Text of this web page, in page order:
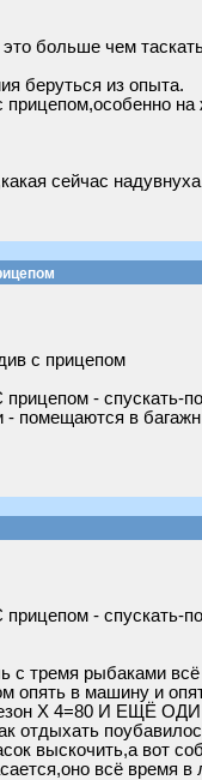
больше чем
беруться из опыта.
сейчас
с прицепом
- спускать-
- помещаются в
- спускать-
тремя рыбаками
опять в машину и
Х 4=80 И ЕЩЁ
отдыхать
выскочить,а вот
всё время в